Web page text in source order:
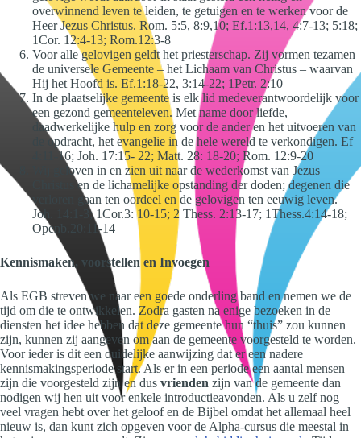
overwinnend leven te leiden, te getuigen en te werken voor de
Heer Jezus Christus. Rom. 5:5, 8:9,10; Ef.1:13,14, 4:7-13; 5:18;
1Cor. 12:4-13; Rom.12:3-8
Voor alle gelovigen geldt het priesterschap. Zij vormen tezamen
de universele Gemeente – het Lichaam van Christus – waarvan
Hij het Hoofd is. Ef.1:18-22, 3:14-22; 1Petr. 2:10
In de plaatselijke gemeente is elk lid medeverantwoordelijk voor
een gezond gemeenteleven. Met name door liefde,
daadwerkelijke hulp en zorg voor de ander en het uitvoeren van
de opdracht, het evangelie in de hele wereld te verkondigen. Ef
4:11-16; Joh. 17:15- 22; Matt. 28: 18-20; Rom. 12:9-20
Wij geloven in en zien uit naar de wederkomst van Jezus
Christus en de lichamelijke opstanding der doden; degenen die
verloren gaan ten oordeel en de gelovigen ten eeuwig leven.
Joh. 14:1-3; 1Cor.3: 10-15; 2 Thess. 2:13-17; 1Thess.4:14-18;
Openb.20:11-14
Kennismaken, voorstellen en Invoegen
Als EGB streven we naar een goede onderling band en nemen we de
tijd om die te ontwikkelen. Zodra gasten na enige bezoeken in de
diensten het idee hebben dat deze gemeente hun “thuis” zou kunnen
zijn, kunnen zij aangeven om aan de gemeente voorgesteld te worden.
Voor ieder is dit een duidelijke aanwijzing dat er een nadere
kennismakingsperiode start. Als er in een periode een aantal mensen
zijn die voorgesteld zijn en dus vrienden zijn van de gemeente dan
nodigen wij hen uit voor enkele introductieavonden. Als u zelf nog
veel vragen hebt over het geloof en de Bijbel omdat het allemaal heel
nieuw is, dan kunt zich opgeven voor de Alpha-cursus die meestal in